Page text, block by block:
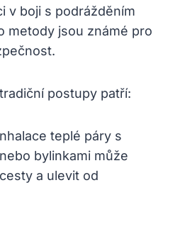
v boji s podrážděním
metody jsou známé pro
postupy ⁢patří:
teplé páry s
bylinkami může
a ulevit od